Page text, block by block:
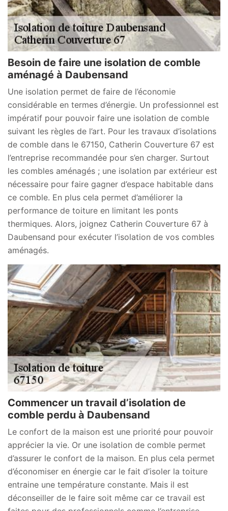
Besoin de faire une isolation de comble
aménagé à Daubensand
Une isolation permet de faire de l’économie
considérable en termes d’énergie. Un professionnel est
impératif pour pouvoir faire une isolation de comble
suivant les règles de l’art. Pour les travaux d’isolations
de comble dans le 67150, Catherin Couverture 67 est
l’entreprise recommandée pour s’en charger. Surtout
les combles aménagés ; une isolation par extérieur est
nécessaire pour faire gagner d’espace habitable dans
ce comble. En plus cela permet d’améliorer la
performance de toiture en limitant les ponts
thermiques. Alors, joignez Catherin Couverture 67 à
Daubensand pour exécuter l’isolation de vos combles
aménagés.
Commencer un travail d’isolation de
comble perdu à Daubensand
Le confort de la maison est une priorité pour pouvoir
apprécier la vie. Or une isolation de comble permet
d’assurer le confort de la maison. En plus cela permet
d’économiser en énergie car le fait d’isoler la toiture
entraine une température constante. Mais il est
déconseiller de le faire soit même car ce travail est